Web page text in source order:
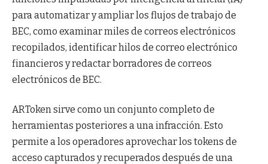
para automatizar y ampliar los flujos de trabajo de
BEC, como examinar miles de correos electrónicos
recopilados, identificar hilos de correo electrónico
financieros y redactar borradores de correos
electrónicos de BEC.
ARToken sirve como un conjunto completo de
herramientas posteriores a una infracción. Esto
permite a los operadores aprovechar los tokens de
acceso capturados y recuperados después de una